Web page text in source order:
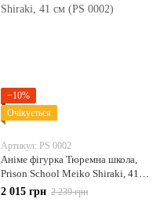
−10%
Очікується
Артикул: PS 0002
Аніме фігурка Тюремна школа,
Prison School Meiko Shiraki, 41
см (PS 0002)
2 015 грн 2 239 грн